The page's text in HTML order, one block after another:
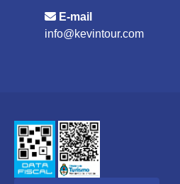
E-mail
info@kevintour.com